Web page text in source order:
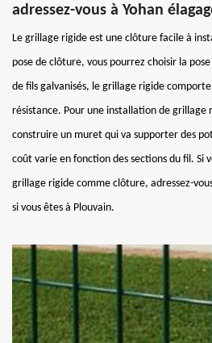
adressez-vous à Yohan
Le grillage rigide est une clôture facile à
pose de clôture, vous pourrez choisir la
de fils galvanisés, le grillage rigide
résistance. Pour une installation de grillage
construire un muret qui va supporter des
coût varie en fonction des sections du fil. Si
grillage rigide comme clôture, adressez-
si vous êtes à Plouvain.